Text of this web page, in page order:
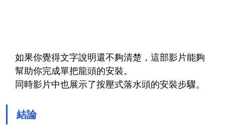
如果你覺得文字說明還不夠清楚，這部影片能夠
幫助你完成單把龍頭的安裝。
同時影片中也展示了按壓式落水頭的安裝步驟。
結論